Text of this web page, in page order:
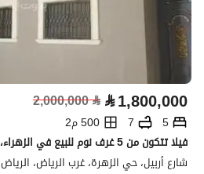
⃁1,800,000
⃁
2,000,000
5
7
500 م2
فيلا تتكون من 5 غرف نوم للبيع في الزهراء، الرياض
شارع أربيل، حي الزهرة، غرب الرياض، الرياض